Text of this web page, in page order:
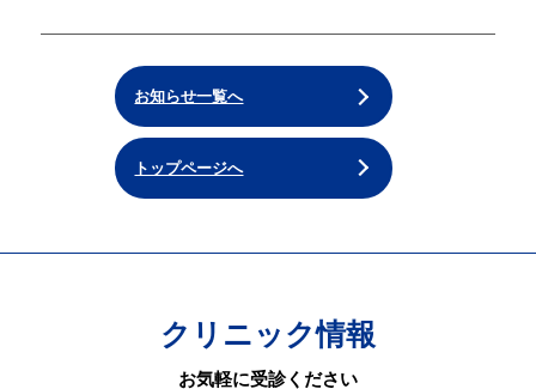
お知らせ一覧へ
トップページへ
クリニック情報
お気軽に受診ください